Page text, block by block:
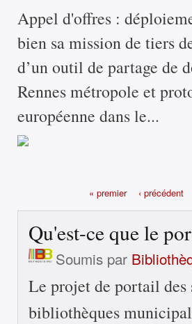
Appel d'offres :
bien sa mission de tiers
d’un outil de partage de
Rennes métropole et
européenne dans le...
« premier ‹ précédent
Qu'est-ce que le
Soumis par
Le projet de portail des
bibliothèques